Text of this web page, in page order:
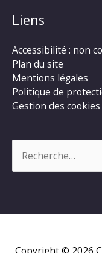
Liens
Accessibilité : non
Plan du site
Mentions légales
Politique de
Gestion des cookies